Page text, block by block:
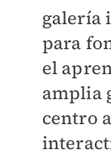
galería
para
el
amplia
centro